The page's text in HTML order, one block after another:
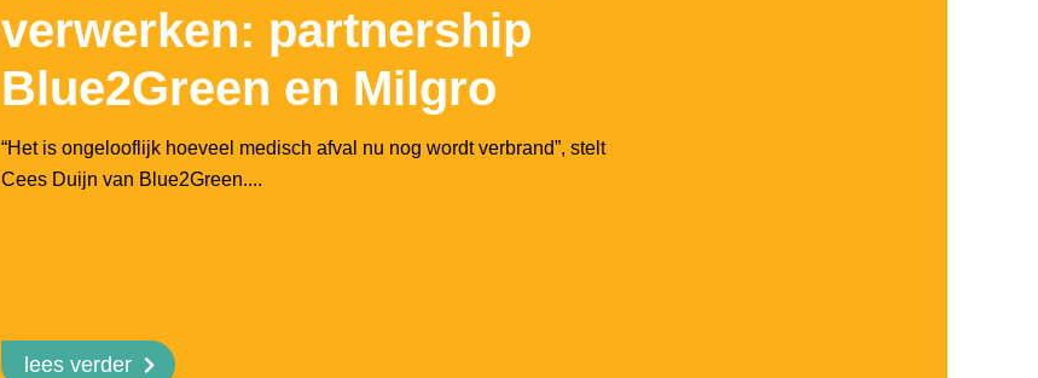
verwerken: partnership
Blue2Green en Milgro
“Het is ongelooflijk hoeveel medisch afval nu nog wordt verbrand”, stelt
Cees Duijn van Blue2Green....
lees verder